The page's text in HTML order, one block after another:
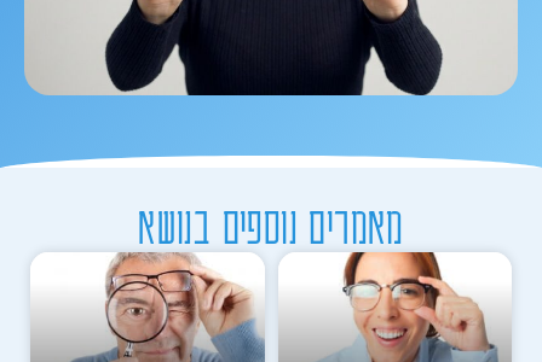
מאמרים נוספים בנושא